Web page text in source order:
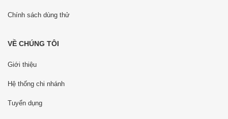
Chính sách dùng thử
VỀ CHÚNG TÔI
Giới thiệu
Hệ thống chi nhánh
Tuyển dụng